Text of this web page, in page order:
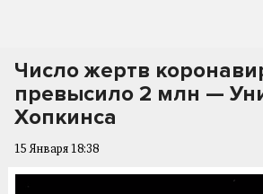
Число жертв
превысило 2 млн —
Хопкинса
15 Января 18:38